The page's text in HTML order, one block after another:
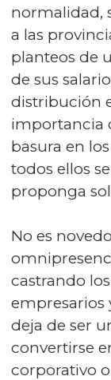
normalidad,
a las
planteos de
de sus
distribución
importancia
basura en
todos ellos
proponga
No es
castrando
empresarios
deja de ser
convertirse
corporativo